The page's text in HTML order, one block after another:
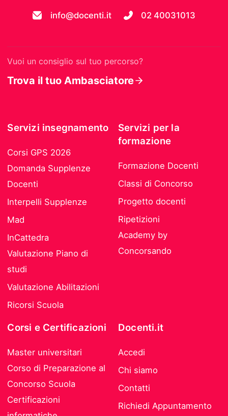
info@docenti.it 02 40031013
Vuoi un consiglio sul tuo percorso?
Trova il tuo Ambasciatore
Servizi insegnamento
Corsi GPS 2026
Domanda Supplenze
Docenti
Interpelli Supplenze
Mad
InCattedra
Valutazione Piano di
studi
Valutazione Abilitazioni
Ricorsi Scuola
Servizi per la
formazione
Formazione Docenti
Classi di Concorso
Progetto docenti
Ripetizioni
Academy by
Concorsando
Corsi e Certificazioni
Master universitari
Corso di Preparazione al
Concorso Scuola
Certificazioni
Docenti.it
Accedi
Chi siamo
Contatti
Richiedi Appuntamento